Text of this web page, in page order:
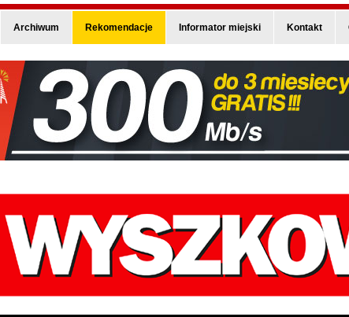
Archiwum Rekomendacje Informator miejski Kontakt